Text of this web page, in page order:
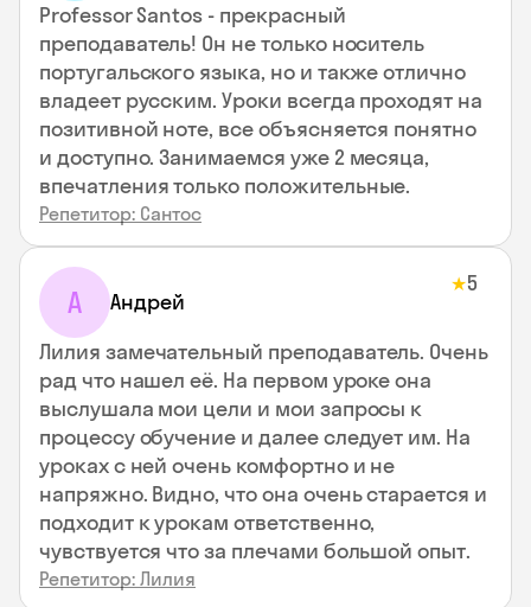
Professor Santos - прекрасный
преподаватель! Он не только носитель
португальского языка, но и также отлично
владеет русским. Уроки всегда проходят на
позитивной ноте, все объясняется понятно
и доступно. Занимаемся уже 2 месяца,
впечатления только положительные.
Репетитор: Сантос
А Андрей
★5
Лилия замечательный преподаватель. Очень
рад что нашел её. На первом уроке она
выслушала мои цели и мои запросы к
процессу обучение и далее следует им. На
уроках с ней очень комфортно и не
напряжно. Видно, что она очень старается и
подходит к урокам ответственно,
чувствуется что за плечами большой опыт.
Репетитор: Лилия